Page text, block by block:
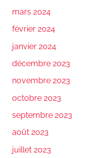
mars 2024
février 2024
janvier 2024
décembre 2023
novembre 2023
octobre 2023
septembre 2023
août 2023
juillet 2023